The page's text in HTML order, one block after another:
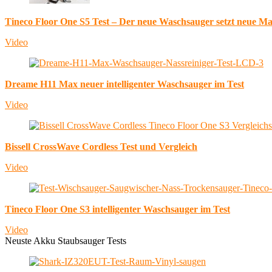
Tineco Floor One S5 Test – Der neue Waschsauger setzt neue
Video
Dreame H11 Max neuer intelligenter Waschsauger im Test
Video
Bissell CrossWave Cordless Test und Vergleich
Video
Tineco Floor One S3 intelligenter Waschsauger im Test
Video
Neuste Akku Staubsauger Tests